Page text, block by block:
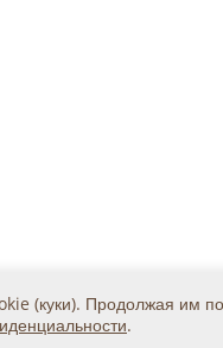
(куки). Продолжая им
.